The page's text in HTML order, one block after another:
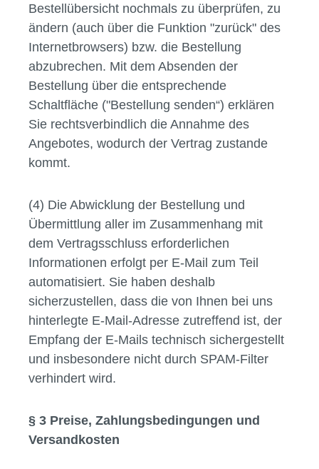
Bestellübersicht nochmals zu überprüfen, zu
ändern (auch über die Funktion "zurück" des
Internetbrowsers) bzw. die Bestellung
abzubrechen. Mit dem Absenden der
Bestellung über die entsprechende
Schaltfläche ("Bestellung senden“) erklären
Sie rechtsverbindlich die Annahme des
Angebotes, wodurch der Vertrag zustande
kommt.
(4) Die Abwicklung der Bestellung und
Übermittlung aller im Zusammenhang mit
dem Vertragsschluss erforderlichen
Informationen erfolgt per E-Mail zum Teil
automatisiert. Sie haben deshalb
sicherzustellen, dass die von Ihnen bei uns
hinterlegte E-Mail-Adresse zutreffend ist, der
Empfang der E-Mails technisch sichergestellt
und insbesondere nicht durch SPAM-Filter
verhindert wird.
§ 3 Preise, Zahlungsbedingungen und
Versandkosten